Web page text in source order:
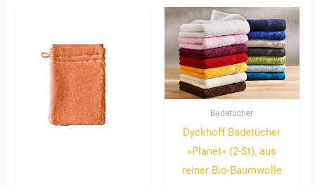
Badetücher
Dyckhoff Badetücher
»Planet« (2-St), aus
reiner Bio-Baumwolle